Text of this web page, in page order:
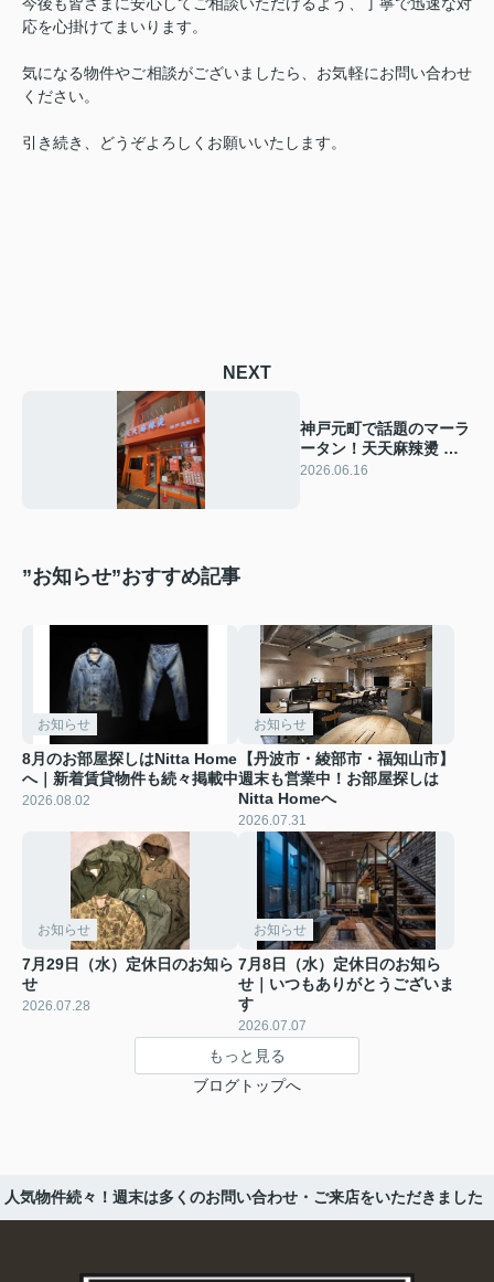
応を心掛けてまいります。
気になる物件やご相談がございましたら、お気軽にお問い合わせ
ください。
引き続き、どうぞよろしくお願いいたします。
NEXT
神戸元町で話題のマーラ
ータン！天天麻辣燙 神
戸元町店へ行ってきまし
2026.06.16
”お知らせ”おすすめ記事
お知らせ
8月のお部屋探しはNitta Home
へ｜新着賃貸物件も続々掲載中
2026.08.02
お知らせ
【丹波市・綾部市・福知山市】
週末も営業中！お部屋探しは
Nitta Homeへ
2026.07.31
お知らせ
7月29日（水）定休日のお知ら
せ
2026.07.28
お知らせ
7月8日（水）定休日のお知ら
せ｜いつもありがとうございま
す
2026.07.07
もっと見る
ブログトップへ
人気物件続々！週末は多くのお問い合わせ・ご来店をいただきました